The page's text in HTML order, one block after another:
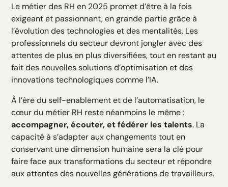
Le métier des RH en 2025 promet d’être à la fois
exigeant et passionnant, en grande partie grâce à
l’évolution des technologies et des mentalités. Les
professionnels du secteur devront jongler avec des
attentes de plus en plus diversifiées, tout en restant au
fait des nouvelles solutions d’optimisation et des
innovations technologiques comme l’IA.
À l’ère du self-enablement et de l’automatisation, le
cœur du métier RH reste néanmoins le même :
accompagner, écouter, et fédérer les talents. La
capacité à s’adapter aux changements tout en
conservant une dimension humaine sera la clé pour
faire face aux transformations du secteur et répondre
aux attentes des nouvelles générations de travailleurs.